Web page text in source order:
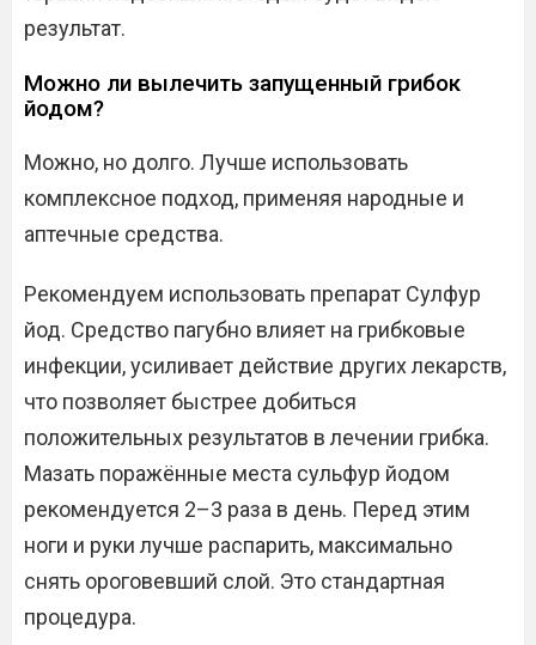
результат.
Можно ли вылечить запущенный грибок
йодом?
Можно, но долго. Лучше использовать
комплексное подход, применяя народные и
аптечные средства.
Рекомендуем использовать препарат Сулфур
йод. Средство пагубно влияет на грибковые
инфекции, усиливает действие других лекарств,
что позволяет быстрее добиться
положительных результатов в лечении грибка.
Мазать поражённые места сульфур йодом
рекомендуется 2–3 раза в день. Перед этим
ноги и руки лучше распарить, максимально
снять ороговевший слой. Это стандартная
процедура.